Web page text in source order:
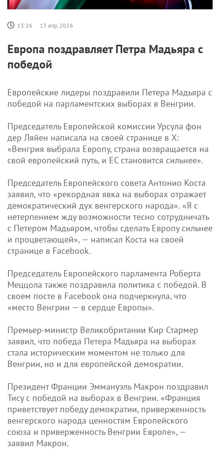
13:26 13 апр, 2026
Европа поздравляет Петра Мадьяра с
победой
Европейские лидеры поздравили Петера Мадьяра с
победой на парламентских выборах в Венгрии.
Председатель Европейской комиссии Урсула фон
дер Ляйен написала на своей странице в X:
«Венгрия выбрала Европу, страна возвращается на
свой европейский путь, и ЕС становится сильнее».
Председатель Европейского совета Антонио Коста
заявил, что «рекордная явка на выборах отражает
демократический дух венгерского народа». «Я с
нетерпением жду возможности тесно сотрудничать
с Петером Мадьяром, чтобы сделать Европу сильнее
и процветающей», — написал Коста на своей
странице в Facebook.
Председатель Европейского парламента Роберта
Меццола также поздравила политика с победой. В
своем посте в Facebook она подчеркнула, что
«место Венгрии — в сердце Европы».
Премьер-министр Великобритании Кир Стармер
заявил, что победа Петера Мадьяра на выборах
стала историческим моментом не только для
Венгрии, но и для европейской демократии.
Президент Франции Эммануэль Макрон поздравил
Тису с победой на выборах в Венгрии. «Франция
приветствует победу демократии, приверженность
венгерского народа ценностям Европейского
союза и приверженность Венгрии Европе», —
заявил Макрон.